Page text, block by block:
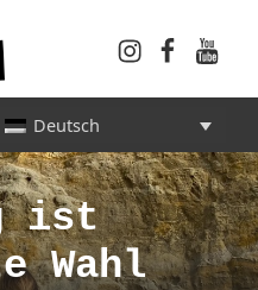
INFORMATIONEN FÜR SCHWANGERE, WERDENDE MÜTTER UND ALLE, DIE SIE IN DER SCHWANGERSCHAFT BEGLEITEN Deutsch
ist
Wahl